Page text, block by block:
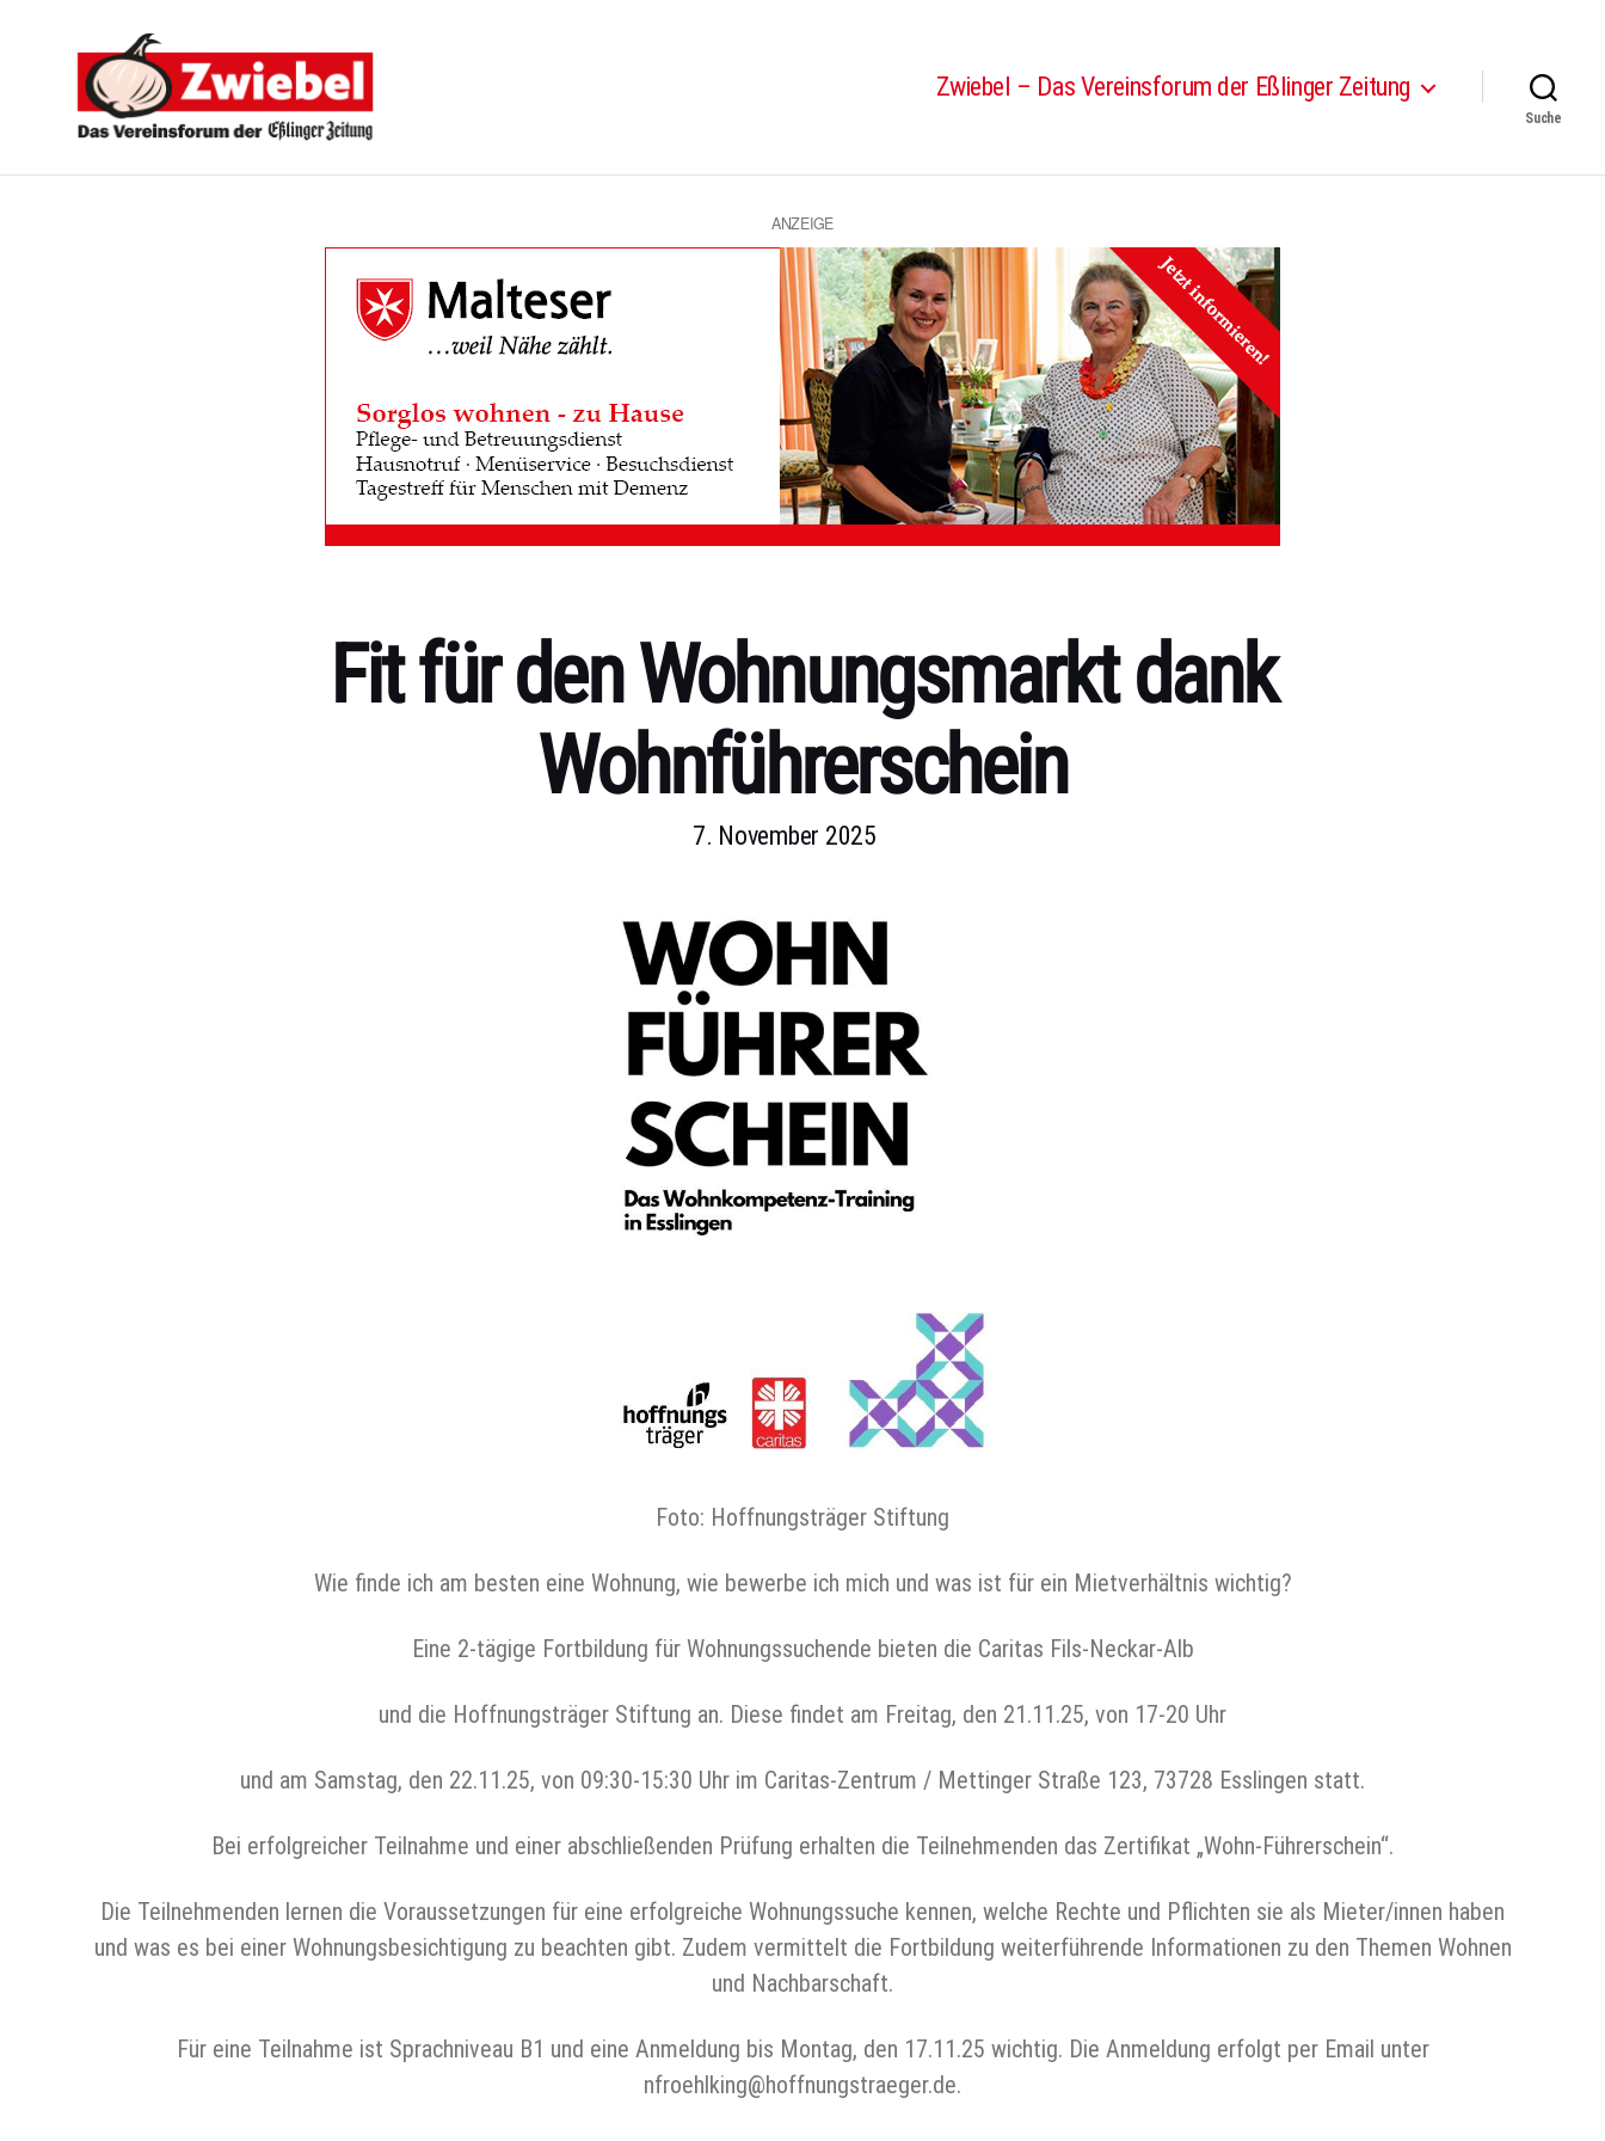
-
Zwiebel – Das Vereinsforum der Eßlinger Zeitung
Suche
ANZEIGE
Fit für den Wohnungsmarkt dank
Wohnführerschein
7. November 2025
Foto: Hoffnungsträger Stiftung
Wie finde ich am besten eine Wohnung, wie bewerbe ich mich und was ist für ein Mietverhältnis wichtig?
Eine 2-tägige Fortbildung für Wohnungssuchende bieten die Caritas Fils-Neckar-Alb
und die Hoffnungsträger Stiftung an. Diese findet am Freitag, den 21.11.25, von 17-20 Uhr
und am Samstag, den 22.11.25, von 09:30-15:30 Uhr im Caritas-Zentrum / Mettinger Straße 123, 73728 Esslingen statt.
Bei erfolgreicher Teilnahme und einer abschließenden Prüfung erhalten die Teilnehmenden das Zertifikat „Wohn-Führerschein“.
Die Teilnehmenden lernen die Voraussetzungen für eine erfolgreiche Wohnungssuche kennen, welche Rechte und Pflichten sie als Mieter/innen haben
und was es bei einer Wohnungsbesichtigung zu beachten gibt. Zudem vermittelt die Fortbildung weiterführende Informationen zu den Themen Wohnen
und Nachbarschaft.
Für eine Teilnahme ist Sprachniveau B1 und eine Anmeldung bis Montag, den 17.11.25 wichtig. Die Anmeldung erfolgt per Email unter
nfroehlking@hoffnungstraeger.de.